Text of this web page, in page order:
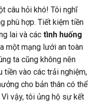
câu hỏi khó! Tôi nghĩ
phù hợp. Tiết kiệm tiền
lai và các tình huống
một mạng lưới an toàn
ta cũng không nên
tiền vào các trải nghiệm,
cho bản thân có thể
Vì vậy, tôi ủng hộ sự kết